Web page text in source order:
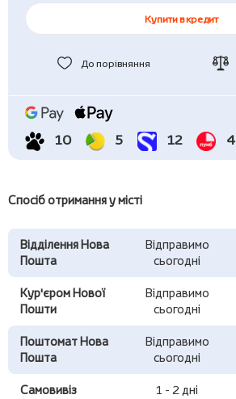
Купити в кредит
До порівняння
10 5 12 4
Спосіб отримання у місті
Відділення Нова
Пошта
Відправимо
сьогодні
Кур'єром Нової
Пошти
Відправимо
сьогодні
Поштомат Нова
Пошта
Відправимо
сьогодні
Самовивіз 1 - 2 дні